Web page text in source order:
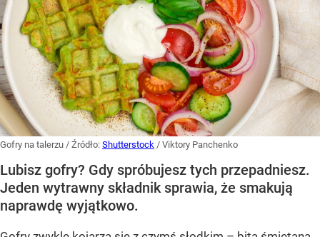
Gofry na talerzu / Źródło: Shutterstock / Viktory Panchenko
Lubisz gofry? Gdy spróbujesz tych przepadniesz.
Jeden wytrawny składnik sprawia, że smakują
naprawdę wyjątkowo.